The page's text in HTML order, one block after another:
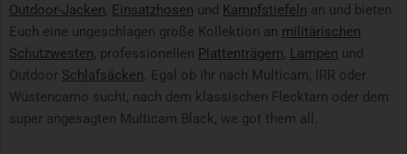
Outdoor-Jacken, Einsatzhosen und Kampfstiefeln an und bieten
Euch eine ungeschlagen große Kollektion an militärischen
Schutzwesten, professionellen Plattenträgern, Lampen und
Outdoor Schlafsäcken . Egal ob Ihr nach Multicam, IRR oder
Wüstencamo sucht, nach dem klassischen Flecktarn oder dem
super angesagten Multicam Black, we got them all.